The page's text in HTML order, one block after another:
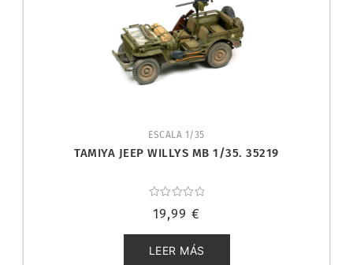
ESCALA 1/35
TAMIYA JEEP WILLYS MB 1/35. 35219
con
de
5
19,99 €
LEER MÁS